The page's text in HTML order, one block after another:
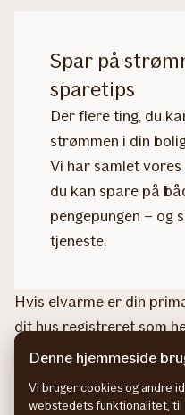
Spar på
sparetips
Der flere ting, du
strømmen i din
Vi har samlet vores
du kan spare på
pengepungen – og
tjeneste.
Hvis elvarme er din
dit hus registreret som
at få nedsat afgiftssats
dit elselskab
Denne hjemmeside
Vi bruger cookies og andre
webstedets funktionalitet, til